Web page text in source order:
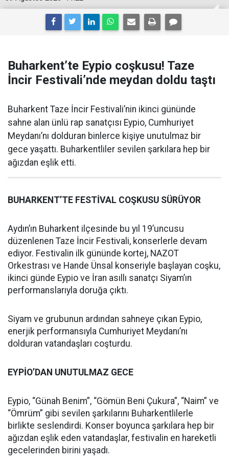
Buharkent’te Eypio coşkusu! Taze
İncir Festivali’nde meydan doldu taştı
Buharkent Taze İncir Festivali’nin ikinci gününde
sahne alan ünlü rap sanatçısı Eypio, Cumhuriyet
Meydanı’nı dolduran binlerce kişiye unutulmaz bir
gece yaşattı. Buharkentliler sevilen şarkılara hep bir
ağızdan eşlik etti.
BUHARKENT’TE FESTİVAL COŞKUSU SÜRÜYOR
Aydın’ın Buharkent ilçesinde bu yıl 19’uncusu
düzenlenen Taze İncir Festivali, konserlerle devam
ediyor. Festivalin ilk gününde kortej, NAZOT
Orkestrası ve Hande Ünsal konseriyle başlayan coşku,
ikinci günde Eypio ve İran asıllı sanatçı Siyam’ın
performanslarıyla doruğa çıktı.
Siyam ve grubunun ardından sahneye çıkan Eypio,
enerjik performansıyla Cumhuriyet Meydanı’nı
dolduran vatandaşları coşturdu.
EYPİO’DAN UNUTULMAZ GECE
Eypio, “Günah Benim”, “Gömün Beni Çukura”, “Naim” ve
“Ömrüm” gibi sevilen şarkılarını Buharkentlilerle
birlikte seslendirdi. Konser boyunca şarkılara hep bir
ağızdan eşlik eden vatandaşlar, festivalin en hareketli
gecelerinden birini yaşadı.